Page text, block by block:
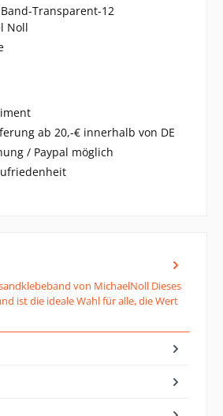
Band-Transparent-12
Noll
ab 20,-€ innerhalb von DE
/ Paypal möglich
von MichaelNoll Dieses
ist die ideale Wahl für alle, die Wert